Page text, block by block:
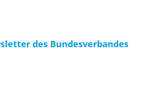
des Bundesverbandes